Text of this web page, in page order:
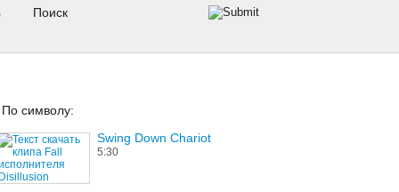
По символу:
Swing Down Chariot
5:30